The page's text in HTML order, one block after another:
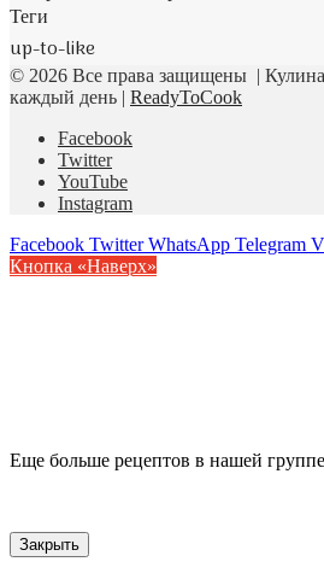
Теги
up-to-like
© 2026 Все права защищены |
каждый день | ReadyToCook
Facebook
Twitter
YouTube
Instagram
Facebook Twitter WhatsApp Telegram
Кнопка «Наверх»
Еще больше рецептов в нашей
Закрыть